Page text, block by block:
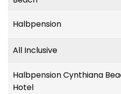
Halbpension
All Inclusive
Halbpension Cynthiana
Hotel